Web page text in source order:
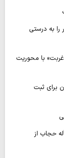
را به درستی
با محوریت
برای ثبت
حجاب از